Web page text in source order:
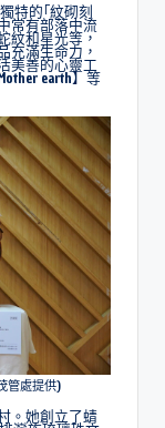
特的｢紋砌刻
常有部落中流
紋和星光等，
充滿生命力，
美善的心靈工
earth】等
管處提供)
。她創立了蜻